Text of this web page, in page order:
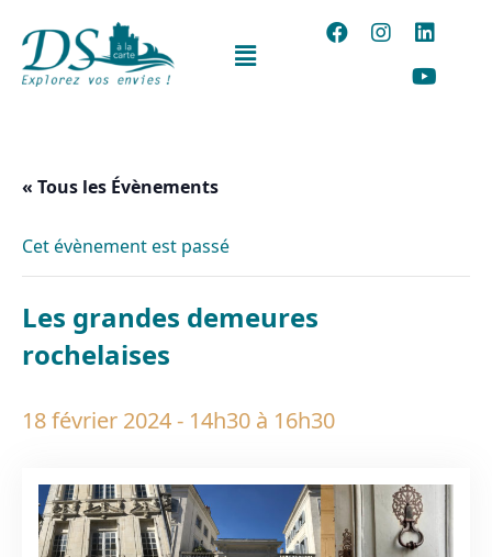
« Tous les Évènements
Cet évènement est passé
Les grandes demeures
rochelaises
18 février 2024 - 14h30 à 16h30